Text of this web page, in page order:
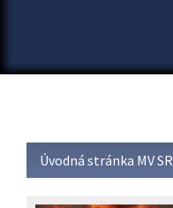
Úvodná stránka MV SR